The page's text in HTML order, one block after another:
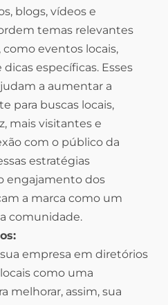
blogs, vídeos e
temas relevantes
eventos locais,
específicas. Esses
a aumentar a
para buscas locais,
mais visitantes e
com o público da
estratégias
engajamento dos
a marca como um
comunidade.
empresa em diretórios
como uma
melhorar, assim, sua